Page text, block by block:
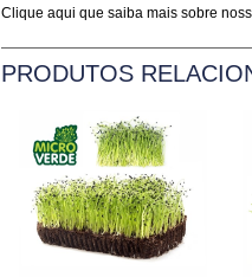
Clique aqui que saiba mais sobre
PRODUTOS